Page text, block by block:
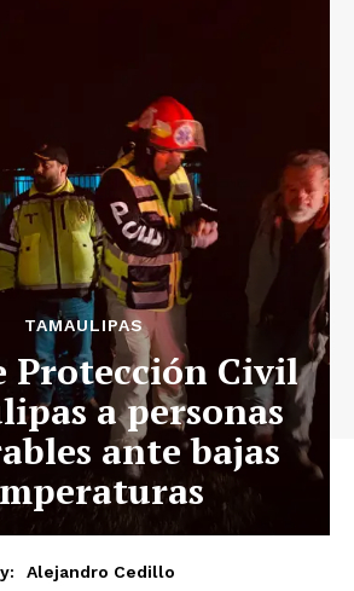
TAMAULIPAS
Protección Civil
a personas
ante bajas
Alejandro Cedillo